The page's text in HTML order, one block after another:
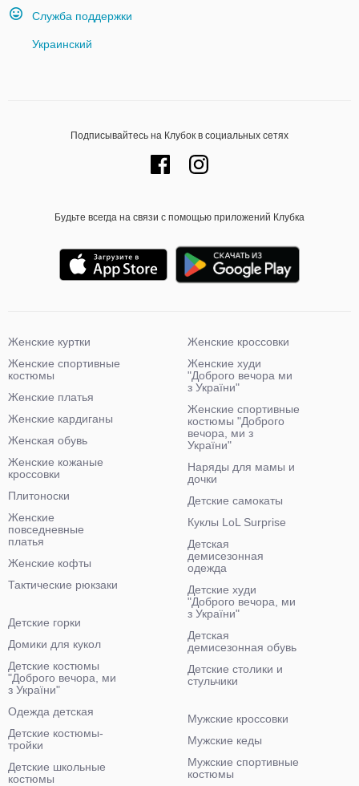
Служба поддержки
Украинский
Подписывайтесь на Клубок в социальных сетях
Будьте всегда на связи с помощью приложений Клубка
Женские куртки
Женские спортивные
костюмы
Женские платья
Женские кардиганы
Женская обувь
Женские кожаные
кроссовки
Плитоноски
Женские
повседневные
платья
Женские кофты
Тактические рюкзаки
Женские кроссовки
Женские худи
"Доброго вечора ми
з України"
Женские спортивные
костюмы "Доброго
вечора, ми з
України"
Наряды для мамы и
дочки
Детские самокаты
Куклы LoL Surprise
Детская
демисезонная
одежда
Детские худи
"Доброго вечора, ми
з України"
Детская
демисезонная обувь
Детские столики и
стульчики
Детские горки
Домики для кукол
Детские костюмы
"Доброго вечора, ми
з України"
Одежда детская
Детские костюмы-
тройки
Детские школьные
костюмы
Мужские кроссовки
Мужские кеды
Мужские спортивные
костюмы